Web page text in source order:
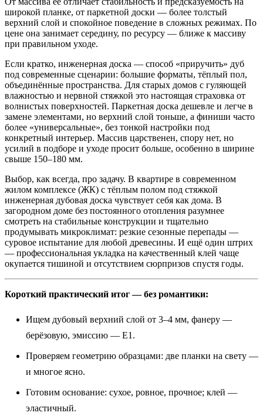
широкой планке, от паркетной доски — более толстый
верхний слой и спокойное поведение в сложных режимах. По
цене она занимает середину, по ресурсу — ближе к массиву
при правильном уходе.
Если кратко, инженерная доска — способ «приручить» дуб
под современные сценарии: большие форматы, тёплый пол,
объединённые пространства. Для старых домов с гуляющей
влажностью и нервной стяжкой это настоящая страховка от
волнистых поверхностей. Паркетная доска дешевле и легче в
замене элементами, но верхний слой тоньше, а финиши часто
более «универсальные», без тонкой настройки под
конкретный интерьер. Массив царственен, спору нет, но
усилий в подборе и уходе просит больше, особенно в ширине
свыше 150–180 мм.
Выбор, как всегда, про задачу. В квартире в современном
жилом комплексе (ЖК) с тёплым полом под стяжкой
инженерная дубовая доска чувствует себя как дома. В
загородном доме без постоянного отопления разумнее
смотреть на стабильные конструкции и тщательно
продумывать микроклимат: резкие сезонные перепады —
суровое испытание для любой древесины. И ещё один штрих
— профессиональная укладка на качественный клей чаще
окупается тишиной и отсутствием сюрпризов спустя годы.
Короткий практический итог — без романтики:
Ищем дубовый верхний слой от 3–4 мм, фанеру —
берёзовую, эмиссию — Е1.
Проверяем геометрию образцами: две планки на свету —
и многое ясно.
Готовим основание: сухое, ровное, прочное; клей —
эластичный.